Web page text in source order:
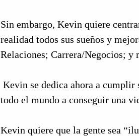
Sin embargo, Kevin quiere
realidad todos sus sueños y
Relaciones; Carrera/Negocios; y
Kevin se dedica ahora a cumplir
todo el mundo a conseguir una
Kevin quiere que la gente sea